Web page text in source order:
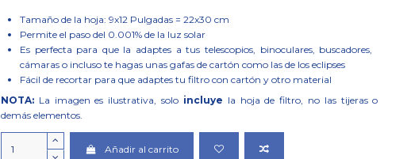
Tamaño de la hoja: 9x12 Pulgadas = 22x30 cm
Permite el paso del 0.001% de la luz solar
Es perfecta para que la adaptes a tus telescopios, binoculares, buscadores,
cámaras o incluso te hagas unas gafas de cartón como las de los eclipses
Fácil de recortar para que adaptes tu filtro con cartón y otro material
NOTA:La imagen es ilustrativa, solo incluye la hoja de filtro, no las tijeras o
demás elementos.
Añadir al carrito